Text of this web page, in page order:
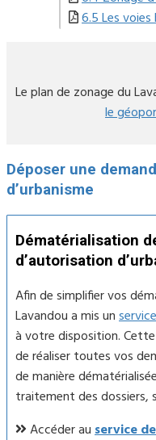
6.5 Les
Le plan de zonage du
le
Déposer une
d’urbanisme
Dématérialisation
d’autorisation
Afin de simplifier vos
Lavandou a mis un
à votre disposition.
de réaliser toutes vos
de manière
traitement des
Accéder auservice